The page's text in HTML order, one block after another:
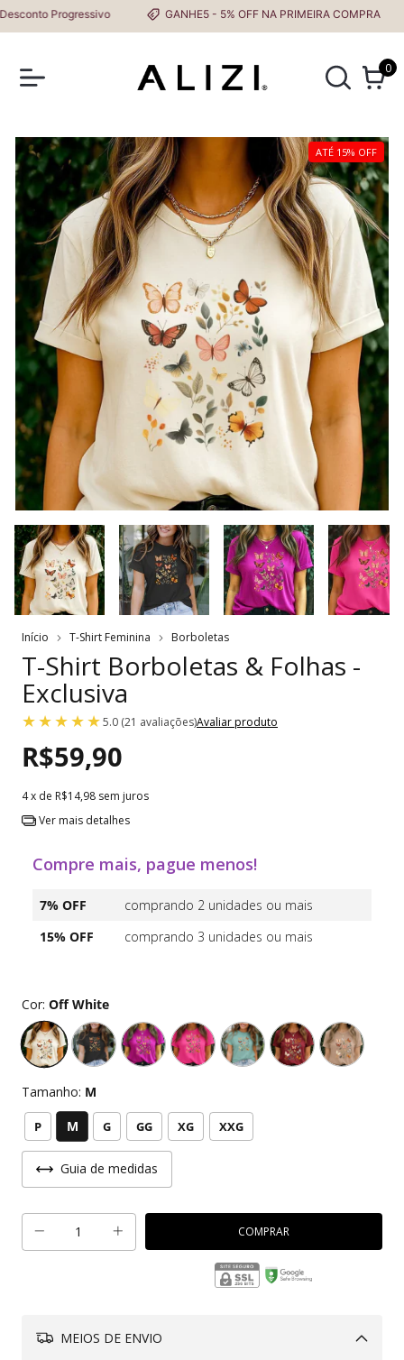
Progressivo GANHE5 - 5% OFF NA PRIMEIRA COMPRA
0
ATÉ 15% OFF
Início T-Shirt Feminina Borboletas
T-Shirt Borboletas & Folhas -
Exclusiva
5.0 (21 avaliações)Avaliar produto
R$59,90
4x de R$14,98 sem juros
Ver mais detalhes
Compre mais, pague menos!
7% OFF
comprando 2 unidades ou mais
15% OFF
comprando 3 unidades ou mais
Cor: Off White
Tamanho: M
P M G GG XG XXG
Guia de medidas
MEIOS DE ENVIO